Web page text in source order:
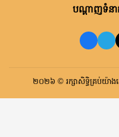
បណ្តាញទំនា
២០២៦ © រក្សាសិទ្ធិគ្រប់យ៉ាងដ